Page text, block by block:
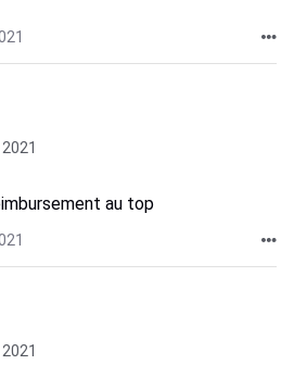
au top